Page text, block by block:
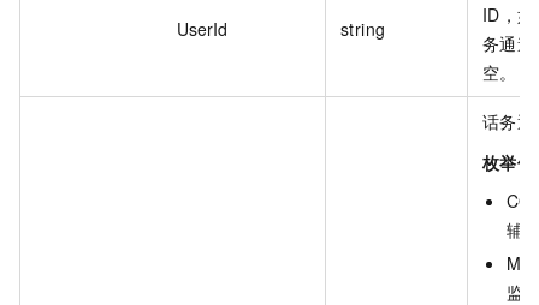
UserId string
ID，
务通
空。
话务
枚举值
辅
监